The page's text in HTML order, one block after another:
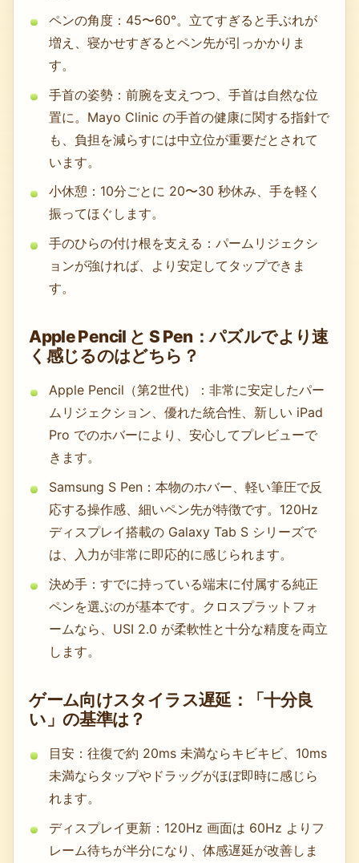
ペンの角度：45〜60°。立てすぎると手ぶれが
増え、寝かせすぎるとペン先が引っかかりま
す。
手首の姿勢：前腕を支えつつ、手首は自然な位
置に。Mayo Clinic の手首の健康に関する指針で
も、負担を減らすには中立位が重要だとされて
います。
小休憩：10分ごとに 20〜30 秒休み、手を軽く
振ってほぐします。
手のひらの付け根を支える：パームリジェクシ
ョンが強ければ、より安定してタップできま
す。
Apple Pencil と S Pen：パズルでより速
く感じるのはどちら？
Apple Pencil（第2世代）：非常に安定したパー
ムリジェクション、優れた統合性、新しい iPad
Pro でのホバーにより、安心してプレビューで
きます。
Samsung S Pen：本物のホバー、軽い筆圧で反
応する操作感、細いペン先が特徴です。120Hz
ディスプレイ搭載の Galaxy Tab S シリーズで
は、入力が非常に即応的に感じられます。
決め手：すでに持っている端末に付属する純正
ペンを選ぶのが基本です。クロスプラットフォ
ームなら、USI 2.0 が柔軟性と十分な精度を両立
します。
ゲーム向けスタイラス遅延：「十分良
い」の基準は？
目安：往復で約 20ms 未満ならキビキビ、10ms
未満ならタップやドラッグがほぼ即時に感じら
れます。
ディスプレイ更新：120Hz 画面は 60Hz よりフ
レーム待ちが半分になり、体感遅延が改善しま